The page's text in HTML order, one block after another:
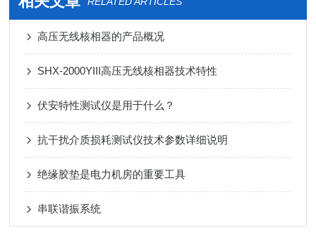
高压无线核相器的产品概况
SHX-2000YIII高压无线核相器技术特性
伏安特性测试仪是用于什么？
抗干扰介质损耗测试仪技术参数详细说明
绝缘胶垫是电力机房的重要工具
串联谐振系统